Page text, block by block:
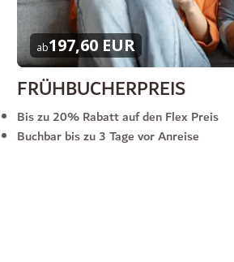
ab197,60 EUR
FRÜHBUCHERPREIS
Bis zu 20% Rabatt auf den Flex Preis
Buchbar bis zu 3 Tage vor Anreise